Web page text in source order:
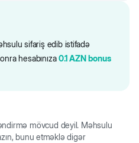
sifariş edib istifadə
hesabınıza0.1 AZN bonus
mövcud deyil. Məhsulu
bunu etməklə digər